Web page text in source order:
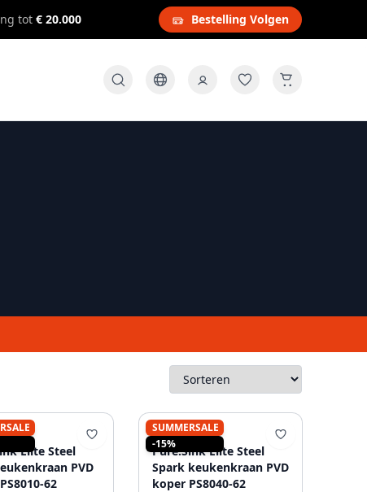
tot € 20.000 Bestelling Volgen
Elite Steel
PVD
62
SUMMERSALE
-15%
PURE.SINK
Pure.Sink Elite Steel
Spark keukenkraan PVD
koper PS8040-62